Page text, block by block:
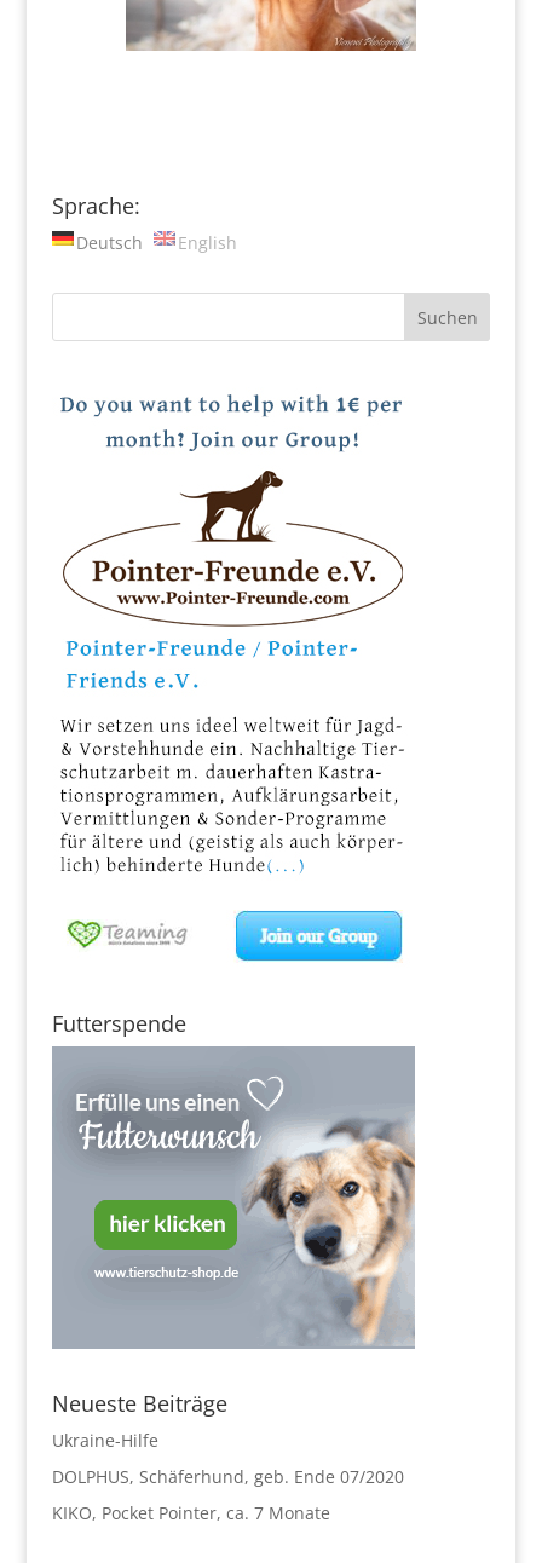
Sprache:
Deutsch English
Futterspende
Neueste Beiträge
Ukraine-Hilfe
DOLPHUS, Schäferhund, geb. Ende 07/2020
KIKO, Pocket Pointer, ca. 7 Monate